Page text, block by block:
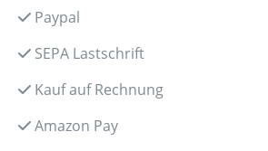
Paypal
SEPA Lastschrift
Kauf auf Rechnung
Amazon Pay